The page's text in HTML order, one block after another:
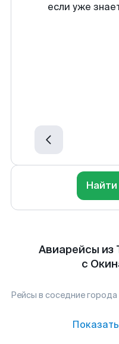
если уже
Авиарейсы
с
Рейсы в соседние города